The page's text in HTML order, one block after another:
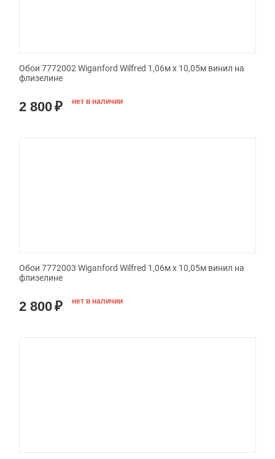
Обои 7772002 Wiganford Wilfred 1,06м х 10,05м винил на
флизелине
2 800₽ нет в наличии
Обои 7772003 Wiganford Wilfred 1,06м х 10,05м винил на
флизелине
2 800₽ нет в наличии